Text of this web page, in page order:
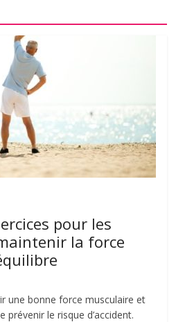
pour les
la force
une bonne force musculaire et
le risque d’accident.